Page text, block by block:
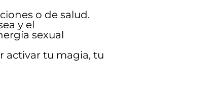
o de salud.
y el
sexual
activar tu magia, tu